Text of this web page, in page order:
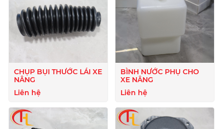
CHỤP BỤI THƯỚC LÁI XE
NÂNG
Liên hệ
BÌNH NƯỚC PHỤ CHO
XE NÂNG
Liên hệ